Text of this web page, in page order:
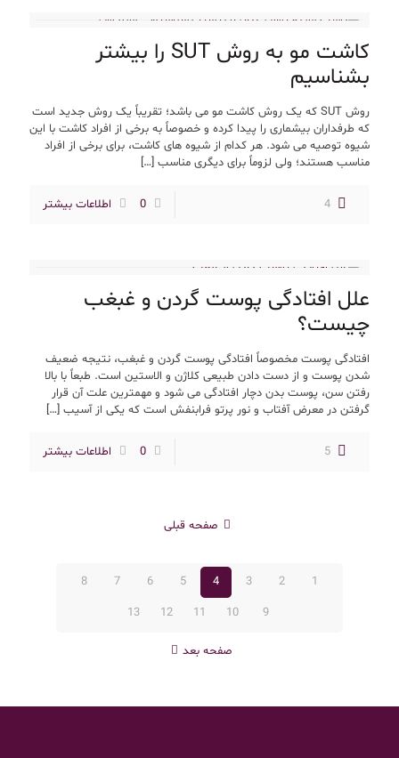
کاشت مو به روش SUT را بیشتر
بشناسیم
روش SUT که یک روش کاشت مو می باشد؛ تقریباً یک روش جدید است
که طرفداران بیشماری را پیدا کرده و خصوصاً به برخی از افراد کاشت با این
شیوه توصیه می شود. هر کدام از شیوه های کاشت، برای برخی از افراد
مناسب هستند؛ ولی لزوماً برای دیگری مناسب […]
4
0 اطلاعات بیشتر
علل افتادگی پوست گردن و غبغب
چیست؟
افتادگی پوست مخصوصاً افتادگی پوست گردن و غبغب، نتیجه ضعیف
شدن پوست و از دست دادن طبیعی کلاژن و الاستین است. طبعاً با بالا
رفتن سن، پوست بدن دچار افتادگی می شود و مهمترین علت آن قرار
گرفتن در معرض آفتاب و نور پرتو فرابنفش است که یکی از آسیب […]
5
0 اطلاعات بیشتر
صفحه قبلی
1
2
3
4
5
6
7
8
9
10
11
12
13
صفحه بعد